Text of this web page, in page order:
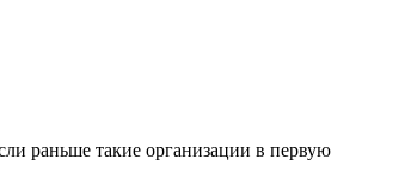
раньше такие организации в первую